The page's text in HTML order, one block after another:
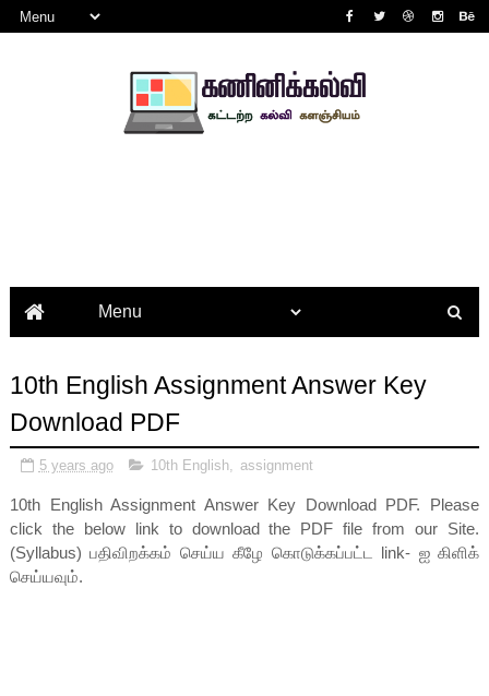
10th English Assignment Answer Key
Download PDF
5 years ago 10th English, assignment
10th English Assignment Answer Key Download PDF. Please
click the below link to download the PDF file from our Site.
(Syllabus) பதிவிறக்கம் செய்ய கீழே கொடுக்கப்பட்ட link- ஐ கிளிக்
செய்யவும்.